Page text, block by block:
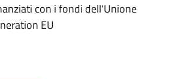
con i fondi dell'Unione
EU